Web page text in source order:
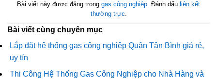
Bài viết này được đăng trong gas công nghiệp. Đánh dấu liên kết
thường trực.
Bài viết cùng chuyên mục
Lắp đặt hệ thống gas công nghiệp Quận Tân Bình giá rẻ,
uy tín
Thi Công Hệ Thống Gas Công Nghiệp cho Nhà Hàng và